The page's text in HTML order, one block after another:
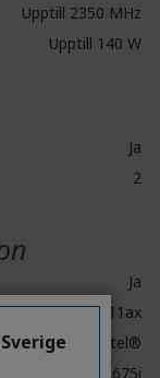
Upptill 2350 MHz
Upptill 140 W
Ja
2
Ja
IEEE 802.11ax
Intel®
Wi-Fi 6E 1675i